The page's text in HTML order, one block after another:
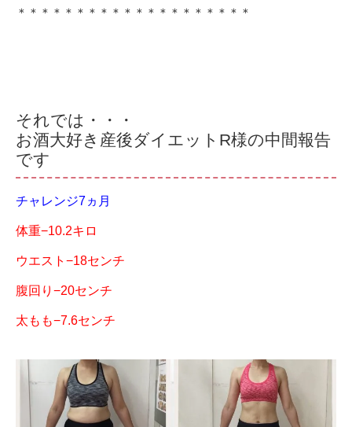
＊＊＊＊＊＊＊＊＊＊＊＊＊＊＊＊＊＊＊＊
それでは・・・
お酒大好き産後ダイエットR様の中間報告
です
チャレンジ7ヵ月
体重−10.2キロ
ウエスト−18センチ
腹回り−20センチ
太もも−7.6センチ